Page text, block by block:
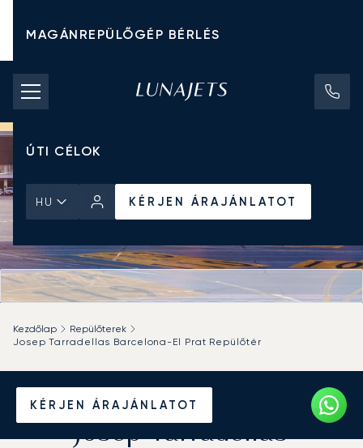
MAGÁNREPÜLŐGÉP BÉRLÉS
CHARTER ÁRAK
MAGÁNREPÜLŐGÉPEK
ÚTI CÉLOK
HU KÉRJEN ÁRAJÁNLATOT
KÉRJEN ÁRAJÁNLATOT
Kezdőlap
Repülőterek
Josep Tarradellas Barcelona-El Prat Repülőtér
Magánrepülőgép bérlése a
Josep Tarradellas